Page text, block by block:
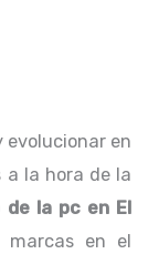
en
la hora de la
de la pcen El
marcas en el